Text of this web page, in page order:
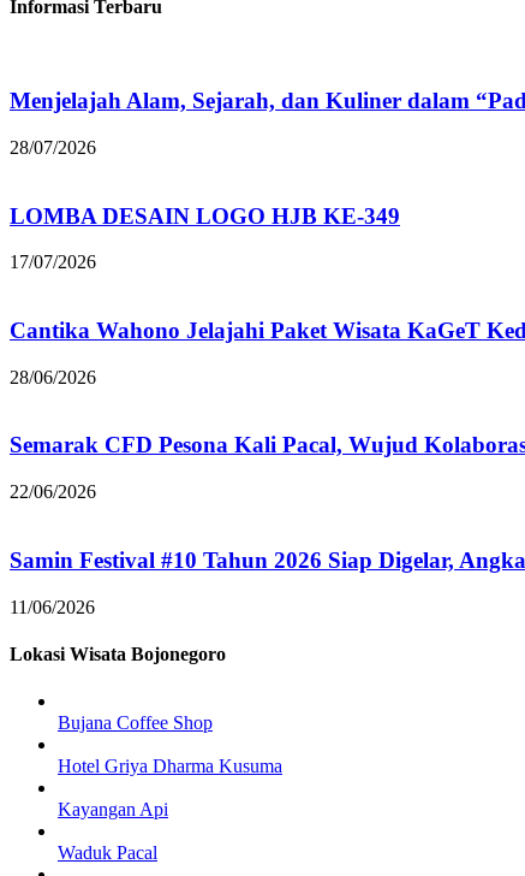
Informasi Terbaru
Menjelajah Alam, Sejarah, dan Kuliner dalam
28/07/2026
LOMBA DESAIN LOGO HJB KE-349
17/07/2026
Cantika Wahono Jelajahi Paket Wisata KaGeT
28/06/2026
Semarak CFD Pesona Kali Pacal, Wujud
22/06/2026
Samin Festival #10 Tahun 2026 Siap Digelar,
11/06/2026
Lokasi Wisata Bojonegoro
Bujana Coffee Shop
Hotel Griya Dharma Kusuma
Kayangan Api
Waduk Pacal